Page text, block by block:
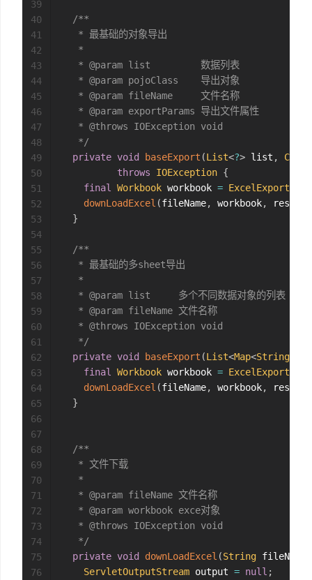
/**
   * 最基础的对象导出
   *
   * @param list         数据列表
   * @param pojoClass    导出对象
   * @param fileName     文件名称
   * @param exportParams 导出文件属性
   * @throws IOException void
   */
private void baseExport (List<?> list ,
Class
throws
IOException {
final
Workbook workbook = ExcelExportUtil
downLoadExcel (fileName, workbook,
}
/**
   * 最基础的多sheet导出
   *
   * @param list     多个不同数据对象的列表
   * @param fileName 文件名称
   * @throws IOException void
   */
private void baseExport (List<Map<String
final
Workbook workbook = ExcelExportUtil
downLoadExcel (fileName, workbook,
}
/**
   * 文件下载
   *
   * @param fileName 文件名称
   * @param workbook exce对象
   * @throws IOException void
   */
private void downLoadExcel (String fileName
ServletOutputStream output = null ;
39
40
41
42
43
44
45
46
47
48
49
50
51
52
53
54
55
56
57
58
59
60
61
62
63
64
65
66
67
68
69
70
71
72
73
74
75
76